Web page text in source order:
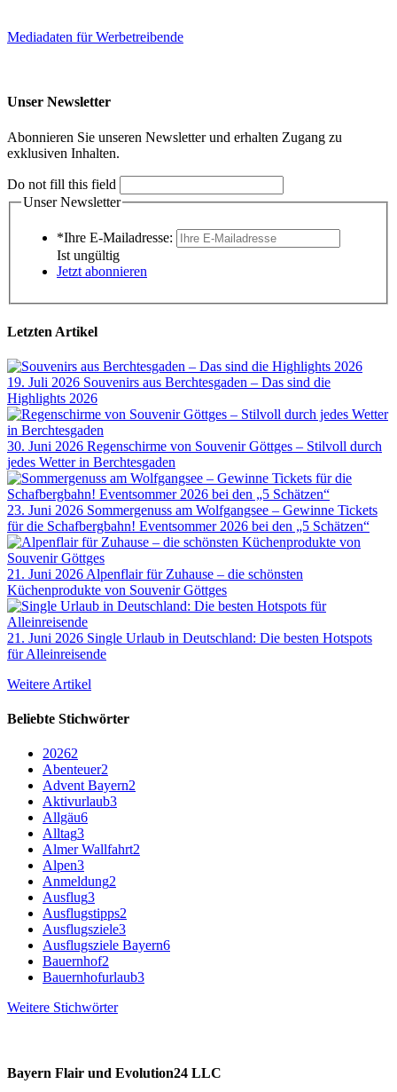
Mediadaten für Werbetreibende
Unser Newsletter
Abonnieren Sie unseren Newsletter und erhalten Zugang zu
exklusiven Inhalten.
Do not fill this field
Unser Newsletter
*Ihre E-Mailadresse:
Ist ungültig
Jetzt abonnieren
Letzten Artikel
19. Juli 2026 Souvenirs aus Berchtesgaden – Das sind die
Highlights 2026
30. Juni 2026 Regenschirme von Souvenir Göttges – Stilvoll durch
jedes Wetter in Berchtesgaden
23. Juni 2026 Sommergenuss am Wolfgangsee – Gewinne Tickets
für die Schafbergbahn! Eventsommer 2026 bei den „5 Schätzen“
21. Juni 2026 Alpenflair für Zuhause – die schönsten
Küchenprodukte von Souvenir Göttges
21. Juni 2026 Single Urlaub in Deutschland: Die besten Hotspots
für Alleinreisende
Weitere Artikel
Beliebte Stichwörter
20262
Abenteuer2
Advent Bayern2
Aktivurlaub3
Allgäu6
Alltag3
Almer Wallfahrt2
Alpen3
Anmeldung2
Ausflug3
Ausflugstipps2
Ausflugsziele3
Ausflugsziele Bayern6
Bauernhof2
Bauernhofurlaub3
Weitere Stichwörter
Bayern Flair und Evolution24 LLC